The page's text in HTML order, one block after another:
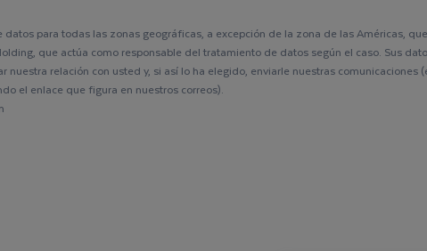
para todas las zonas geográficas, a excepción de la zona de las Américas,
que actúa como responsable del tratamiento de datos según el caso. Sus
relación con usted y, si así lo ha elegido, enviarle nuestras comunicaciones
el enlace que figura en nuestros correos).